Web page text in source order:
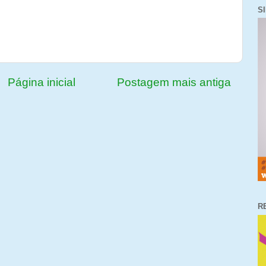
Postagem mais antiga
Página inicial